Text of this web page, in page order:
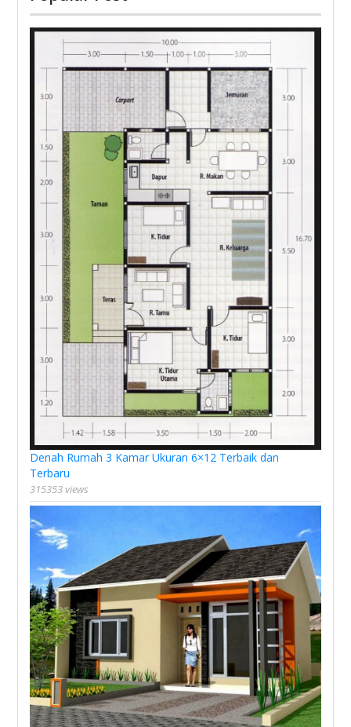
Denah Rumah 3 Kamar Ukuran 6×12 Terbaik dan
Terbaru
315353 views